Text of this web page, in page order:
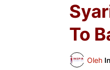
To
Oleh